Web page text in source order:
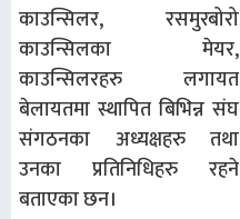
काउन्सिलर, रसमुरबोरो
काउन्सिलका मेयर,
काउन्सिलरहरु लगायत
बेलायतमा स्थापित बिभिन्न संघ
संगठनका अध्यक्षहरु तथा
उनका प्रतिनिधिहरु रहने
बताएका छन।